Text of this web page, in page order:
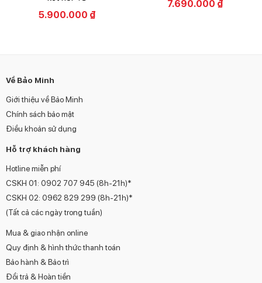
5.900.000 ₫
7.690.000 ₫
Về Bảo Minh
Giới thiệu về Bảo Minh
Chính sách bảo mật
Điều khoản sử dụng
Hỗ trợ khách hàng
Hotline miễn phí
CSKH 01: 0902 707 945 (8h-21h)*
CSKH 02: 0962 829 299 (8h-21h)*
(Tất cả các ngày trong tuần)
Mua & giao nhận online
Quy định & hình thức thanh toán
Bảo hành & Bảo trì
Đổi trả & Hoàn tiền